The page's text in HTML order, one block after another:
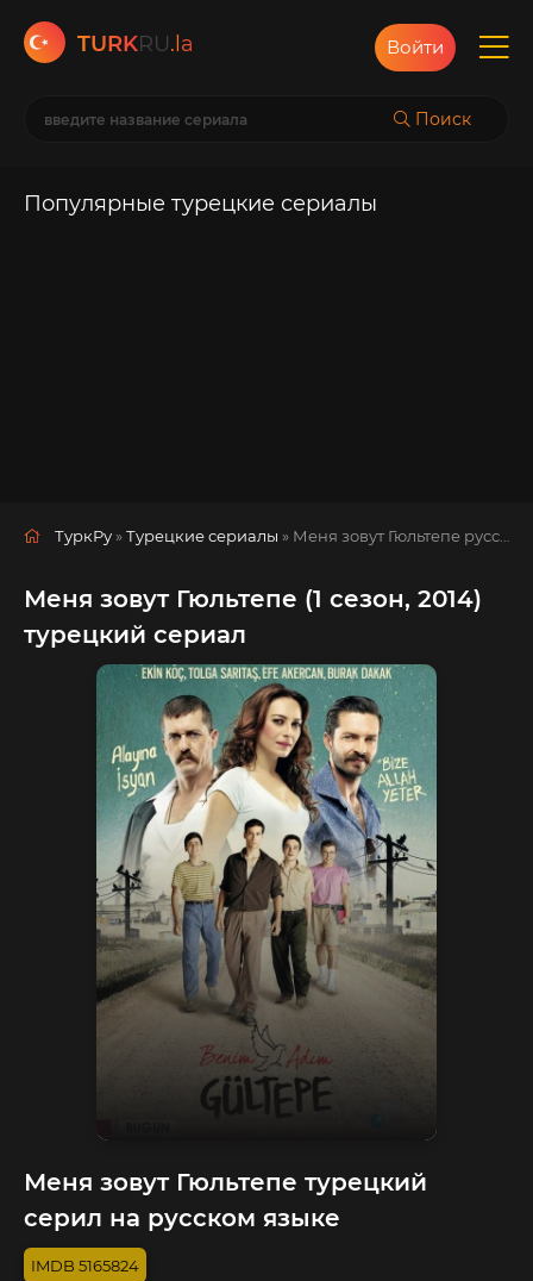
TURKRU.la
Поиск
Войти
Популярные турецкие сериалы
ТуркРу »Турецкие сериалы » Меня зовут Гюльтепе русская озвучка смотреть полностью онлайн!
Меня зовут Гюльтепе (1 сезон, 2014)
турецкий сериал
Меня зовут Гюльтепе турецкий
серил на русском языке
5165824